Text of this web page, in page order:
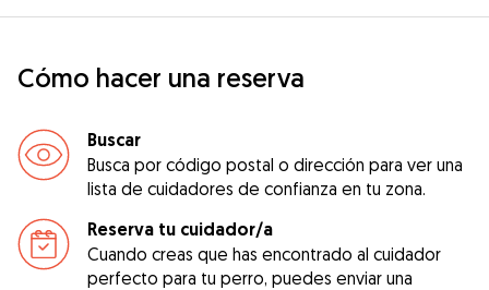
Cómo hacer una reserva
Buscar
Busca por código postal o dirección para ver una
lista de cuidadores de confianza en tu zona.
Reserva tu cuidador/a
Cuando creas que has encontrado al cuidador
perfecto para tu perro, puedes enviar una